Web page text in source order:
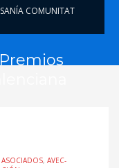
COMUNITAT
ASOCIADOS, AVEC-